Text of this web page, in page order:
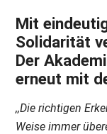
Mit
Solidarität
Der
erneut mit
,,Die richtigen
Weise immer